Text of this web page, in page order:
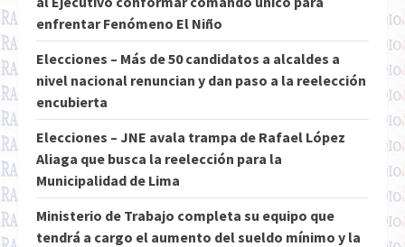
enfrentar Fenómeno El Niño
Elecciones – Más de 50 candidatos a alcaldes a
nivel nacional renuncian y dan paso a la reelección
encubierta
Elecciones – JNE avala trampa de Rafael López
Aliaga que busca la reelección para la
Municipalidad de Lima
Ministerio de Trabajo completa su equipo que
tendrá a cargo el aumento del sueldo mínimo y la